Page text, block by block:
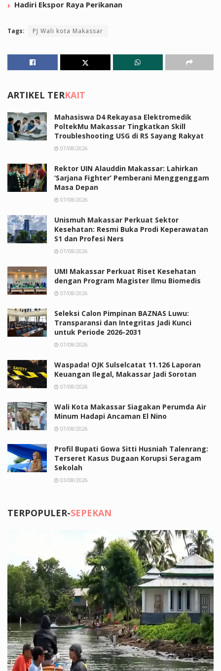
Hadiri Ekspor Raya Perikanan
Tags: PJ Wali kota Makassar
ARTIKEL TERKAIT
Mahasiswa D4 Rekayasa Elektromedik
PoltekMu Makassar Tingkatkan Skill
Troubleshooting USG di RS Sayang Rakyat
07/08/2026
Rektor UIN Alauddin Makassar: Lahirkan
‘Sarjana Fighter’ Pemberani Menggenggam
Masa Depan
07/08/2026
Unismuh Makassar Perkuat Sektor
Kesehatan: Resmi Buka Prodi Keperawatan
S1 dan Profesi Ners
07/08/2026
UMI Makassar Perkuat Riset Kesehatan
dengan Program Magister Ilmu Biomedis
07/08/2026
Seleksi Calon Pimpinan BAZNAS Luwu:
Transparansi dan Integritas Jadi Kunci
untuk Periode 2026-2031
07/08/2026
Waspada! OJK Sulselcatat 11.126 Laporan
Keuangan Ilegal, Makassar Jadi Sorotan
07/08/2026
Wali Kota Makassar Siagakan Perumda Air
Minum Hadapi Ancaman El Nino
07/08/2026
Profil Bupati Gowa Sitti Husniah Talenrang:
Terseret Kasus Dugaan Korupsi Seragam
Sekolah
03/08/2026
TERPOPULER-SEPEKAN